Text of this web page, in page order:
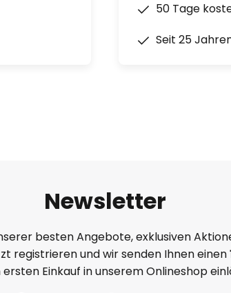
50 Tage
Seit 25
Newsletter
besten Angebote, exklusiven
registrieren und wir senden Ihnen einen
Einkauf in unserem Onlineshop